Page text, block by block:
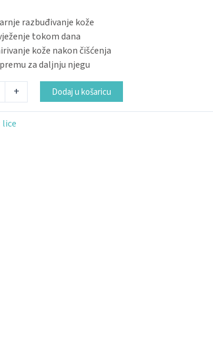
razbuđivanje kože
tokom dana
kože nakon čišćenja
za daljnju njegu
+ Dodaj u košaricu
lice